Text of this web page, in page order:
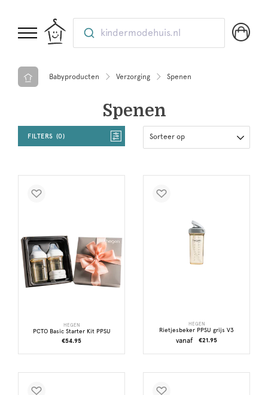
kindermodehuis.nl
Babyproducten Verzorging Spenen
Spenen
FILTERS 0 Sorteer op
HEGEN
PCTO Basic Starter Kit PPSU
€54.95
HEGEN
Rietjesbeker PPSU grijs V3
vanaf €21.95